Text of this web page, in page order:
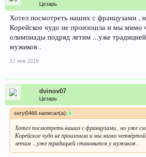
Цезарь
Хотел посмотреть наших с французами ,
Корейское чудо не произошла и мы мимо
олимпиады подряд летим ...уже
мужиков .
17 янв 2019
dvinov07
Цезарь
seryi0466 написал(а):↑
Хотел посмотреть наших с французами , но уже
Корейское чудо не произошла и мы мимо
летим ...уже традицией становится у мужиков .